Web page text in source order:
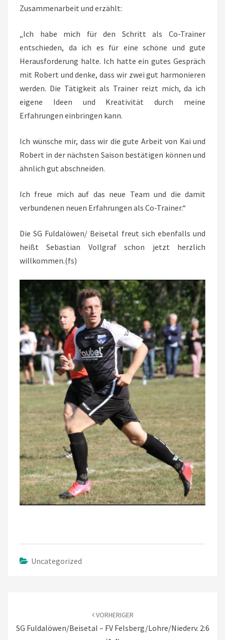
Zusammenarbeit und erzählt:
„Ich habe mich für den Schritt als Co-Trainer
entschieden, da ich es für eine schöne und gute
Herausforderung halte. Ich hatte ein gutes Gespräch
mit Robert und denke, dass wir zwei gut harmonieren
werden. Die Tätigkeit als Trainer reizt mich, da ich
eigene Ideen und Kreativität durch meine
Erfahrungen einbringen kann.
Ich wünsche mir, dass wir die gute Arbeit von Kai und
Robert in der nächsten Saison bestätigen können und
ähnlich gut abschneiden.
Ich freue mich auf das neue Team und die damit
verbundenen neuen Erfahrungen als Co-Trainer.“
Die SG Fuldalöwen/ Beisetal freut sich ebenfalls und
heißt Sebastian Vollgraf schon jetzt herzlich
willkommen.(fs)
Uncategorized
VORHERIGER
SG Fuldalöwen/Beisetal – FV Felsberg/Lohre/Niederv. 2:6